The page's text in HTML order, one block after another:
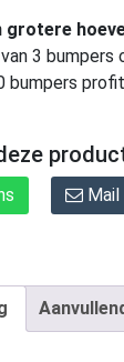
grotere
3 bumpers
bumpers
Mail